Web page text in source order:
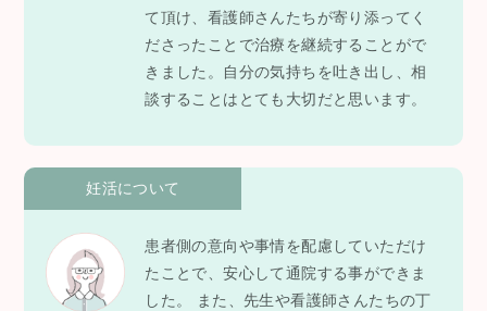
て頂け、看護師さんたちが寄り添ってく
ださったことで治療を継続することがで
きました。自分の気持ちを吐き出し、相
談することはとても大切だと思います。
妊活について
患者側の意向や事情を配慮していただけ
たことで、安心して通院する事ができま
した。 また、先生や看護師さんたちの丁